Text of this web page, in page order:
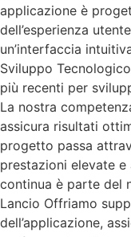
applicazione è
dell’esperienza
un’interfaccia
Sviluppo
più recenti per
La nostra
assicura risultati
progetto passa
prestazioni elevate e
continua è parte del
Lancio Offriamo
dell’applicazione,